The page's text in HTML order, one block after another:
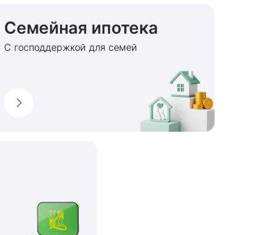
Семейная ипотека
С господдержкой для семей